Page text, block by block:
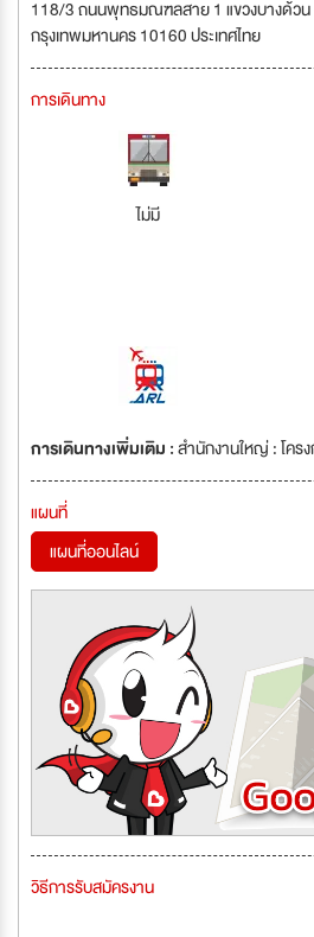
118/3 ถนนพุทธมณฑลสาย 1 แขวงบางด้วน
กรุงเทพมหานคร 10160 ประเทศไทย
การเดินทาง
ไม่มี
การเดินทางเพิ่มเติม :สำนักงานใหญ่ : โคร
แผนที่
แผนที่ออนไลน์
วิธีการรับสมัครงาน